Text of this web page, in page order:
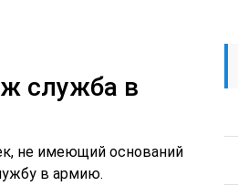
служба в
не имеющий оснований
в армию.